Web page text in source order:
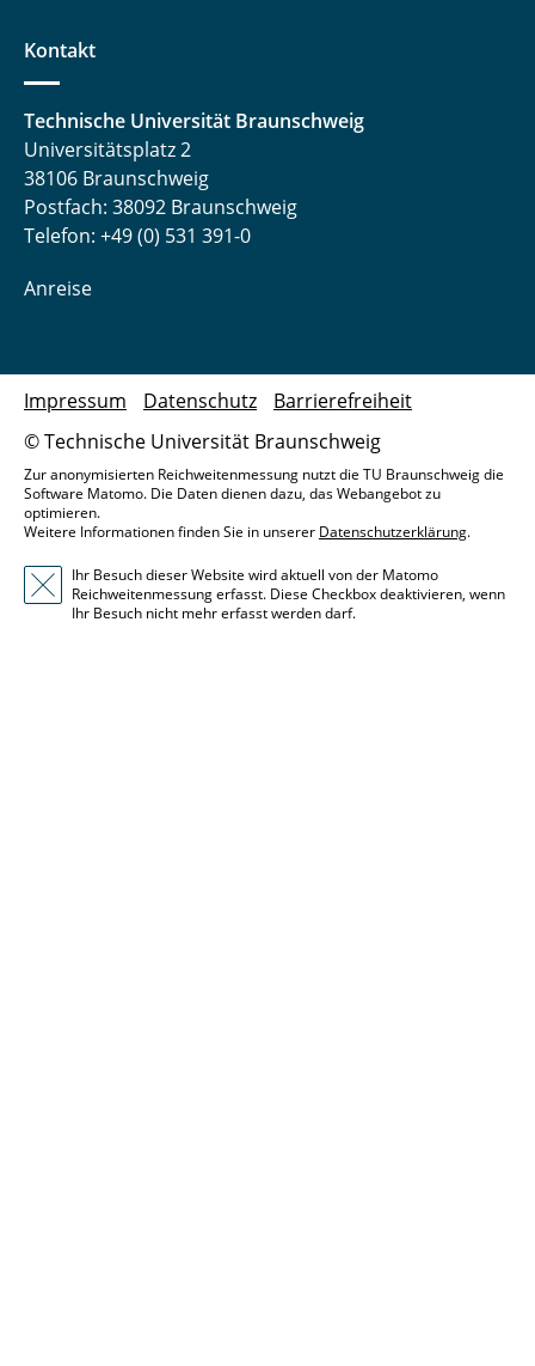
Kontakt
Technische Universität Braunschweig
Universitätsplatz 2
38106 Braunschweig
Postfach: 38092 Braunschweig
Telefon: +49 (0) 531 391-0
Anreise
© Technische Universität Braunschweig
Impressum Datenschutz Barrierefreiheit
Zur anonymisierten Reichweitenmessung nutzt die TU Braunschweig die
Software Matomo. Die Daten dienen dazu, das Webangebot zu
optimieren.
Weitere Informationen finden Sie in unserer Datenschutzerklärung.
Ihr Besuch dieser Website wird aktuell von der Matomo
Reichweitenmessung erfasst. Diese Checkbox deaktivieren, wenn
Ihr Besuch nicht mehr erfasst werden darf.